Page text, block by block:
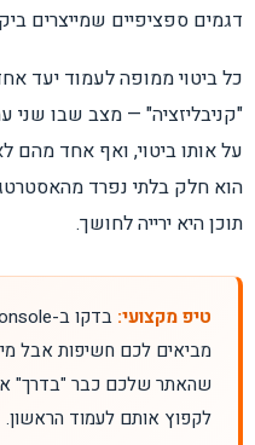
דגמים ספציפיים שמייצרים
כל ביטוי ממופה לעמוד יעד
"קניבליזציה" — מצב שבו
על אותו ביטוי, ואף אחד מהם
הוא חלק בלתי נפרד
תוכן היא ירייה לחושך.
טיפ מקצועי:
שהאתר שלכם כבר "בדרך"
לקפוץ אותם לעמוד הראשון.